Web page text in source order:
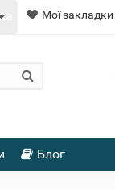
Мої закладки
Блог